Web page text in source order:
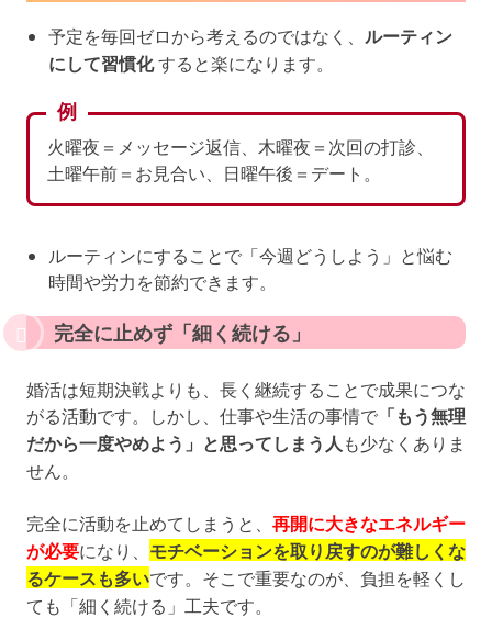
予定を毎回ゼロから考えるのではなく、 ルーティン
にして習慣化すると楽になります。
例
火曜夜＝メッセージ返信、木曜夜＝次回の打診、
土曜午前＝お見合い、日曜午後＝デート。
ルーティンにすることで「今週どうしよう」と悩む
時間や労力を節約できます。
完全に止めず「細く続ける」
婚活は短期決戦よりも、長く継続することで成果につな
がる活動です。しかし、仕事や生活の事情で 「もう無理
だから一度やめよう」と思ってしまう人 も少なくありま
せん。
完全に活動を止めてしまうと、 再開に大きなエネルギー
が必要になり、 モチベーションを取り戻すのが難しくな
るケースも多いです。そこで重要なのが、負担を軽くし
ても「細く続ける」工夫です。